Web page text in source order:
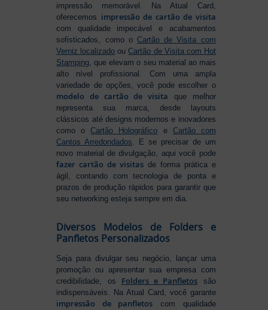
impressão memorável. Na Atual Card,
oferecemos impressão de cartão de visita
com qualidade impecável e acabamentos
sofisticados, como o Cartão de Visita com
Verniz localizado ouCartão de Visita com Hot
Stamping , que elevam o seu material ao mais
alto nível profissional. Com uma ampla
variedade de opções, você pode escolher o
modelo de cartão de visita que melhor
representa sua marca, desde layouts
clássicos até designs modernos e inovadores
como oCartão Holográfico e Cartão com
Cantos Arredondados . E se precisar de um
novo material de divulgação, aqui você pode
fazer cartão de visitas de forma prática e
ágil, contando com tecnologia de ponta e
prazos de produção rápidos para garantir que
seu networking esteja sempre em dia.
Diversos Modelos de Folders e
Panfletos Personalizados
Seja para divulgar seu negócio, lançar uma
promoção ou apresentar sua empresa com
credibilidade, os Folders e Panfletos são
indispensáveis. Na Atual Card, você garante
impressão de panfletos com qualidade